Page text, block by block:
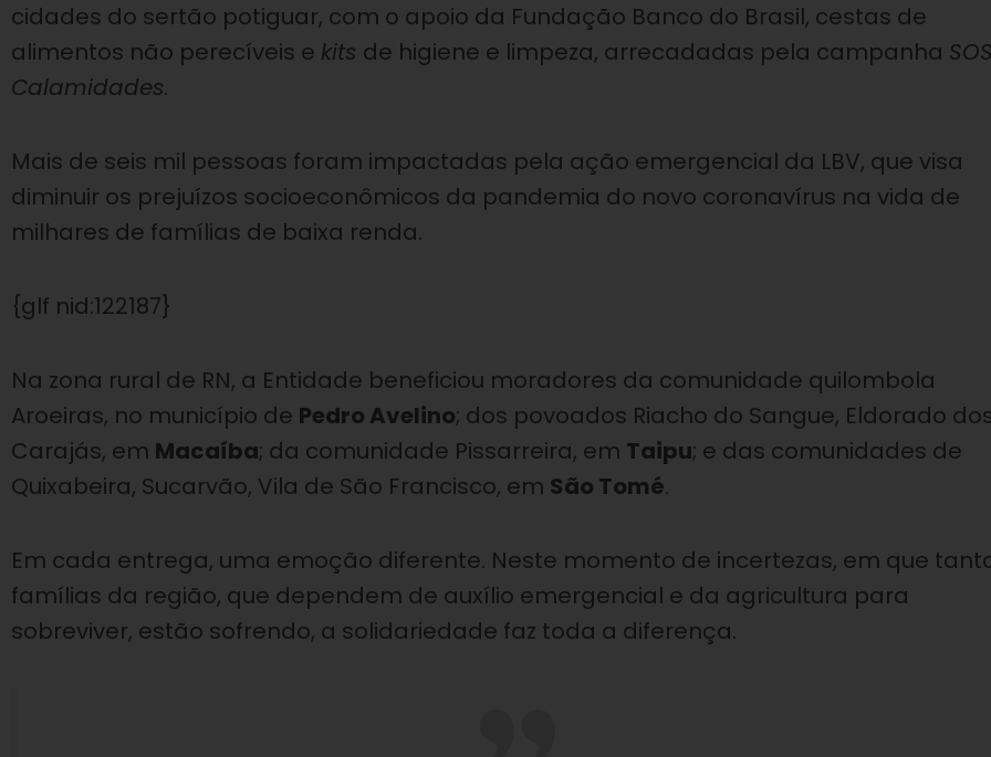
cidades do sertão potiguar, com o apoio da Fundação Banco do Brasil, cestas de
alimentos não perecíveis e kits de higiene e limpeza, arrecadadas pela campanha
Calamidades.
Mais de seis mil pessoas foram impactadas pela ação emergencial da LBV, que visa
diminuir os prejuízos socioeconômicos da pandemia do novo coronavírus na vida de
milhares de famílias de baixa renda.
{glf nid:122187}
Na zona rural de RN, a Entidade beneficiou moradores da comunidade quilombola
Aroeiras, no município de Pedro Avelino; dos povoados Riacho do Sangue, Eldorado
Carajás, em Macaíba; da comunidade Pissarreira, em Taipu; e das comunidades de
Quixabeira, Sucarvão, Vila de São Francisco, em São Tomé.
Em cada entrega, uma emoção diferente. Neste momento de incertezas, em que
famílias da região, que dependem de auxílio emergencial e da agricultura para
sobreviver, estão sofrendo, a solidariedade faz toda a diferença.